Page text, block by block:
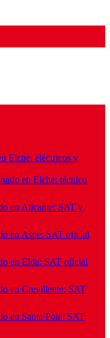
Elche: eléctricos y
en Elche: técnico
en Alicante: SAT y
en Aspe: SAT oficial
en Elda: SAT oficial
en Crevillente: SAT
en Santa Pola: SAT